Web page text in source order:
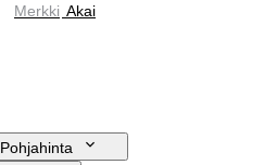
Merkki Akai
Pohjahinta